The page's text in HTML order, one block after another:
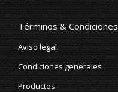
page
opens
in
new
window
page
opens
in
new
window
Términos & Condiciones
Aviso legal
Condiciones generales
Productos